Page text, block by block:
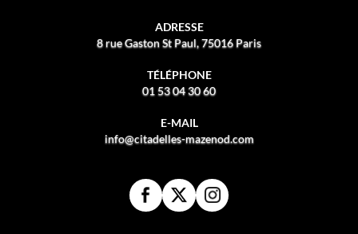
ADRESSE
8 rue Gaston St Paul, 75016 Paris
TÉLÉPHONE
01 53 04 30 60
E-MAIL
info@citadelles-mazenod.com